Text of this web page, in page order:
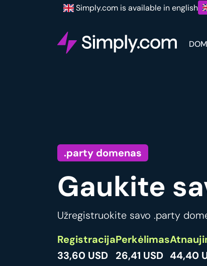
Simply.com is available in english
.party domenas
Gaukite
Užregistruokite savo .party
Registracija
33,60 USD
Perkėlimas
26,41 USD 44,40